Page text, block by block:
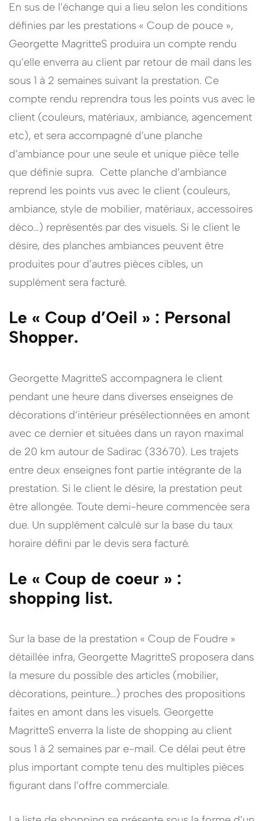
En sus de l’échange qui a lieu selon les conditions
définies par les prestations « Coup de pouce »,
Georgette MagritteS produira un compte rendu
qu’elle enverra au client par retour de mail dans les
sous 1 à 2 semaines suivant la prestation. Ce
compte rendu reprendra tous les points vus avec le
client (couleurs, matériaux, ambiance, agencement
etc), et sera accompagné d’une planche
d’ambiance pour une seule et unique pièce telle
que définie supra. Cette planche d’ambiance
reprend les points vus avec le client (couleurs,
ambiance, style de mobilier, matériaux, accessoires
déco…) représentés par des visuels. Si le client le
désire, des planches ambiances peuvent être
produites pour d’autres pièces cibles, un
supplément sera facturé.
Le « Coup d’Oeil » : Personal
Shopper.
Georgette MagritteS accompagnera le client
pendant une heure dans diverses enseignes de
décorations d’intérieur présélectionnées en amont
avec ce dernier et situées dans un rayon maximal
de 20 km autour de Sadirac (33670). Les trajets
entre deux enseignes font partie intégrante de la
prestation. Si le client le désire, la prestation peut
être allongée. Toute demi-heure commencée sera
due. Un supplément calculé sur la base du taux
horaire défini par le devis sera facturé.
Le « Coup de coeur » :
shopping list.
Sur la base de la prestation « Coup de Foudre »
détaillée infra, Georgette MagritteS proposera dans
la mesure du possible des articles (mobilier,
décorations, peinture…) proches des propositions
faites en amont dans les visuels. Georgette
MagritteS enverra la liste de shopping au client
sous 1 à 2 semaines par e-mail. Ce délai peut être
plus important compte tenu des multiples pièces
figurant dans l’offre commerciale.